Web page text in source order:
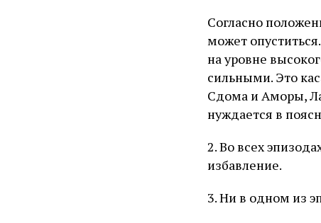
Согласно
может
на уровне
сильными. Это
Сдома и Аморы,
нуждается в
2. Во всех
избавление.
3. Ни в одном из